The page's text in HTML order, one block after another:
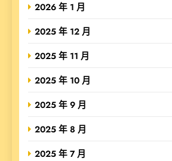
2026 年 1 月
2025 年 12 月
2025 年 11 月
2025 年 10 月
2025 年 9 月
2025 年 8 月
2025 年 7 月